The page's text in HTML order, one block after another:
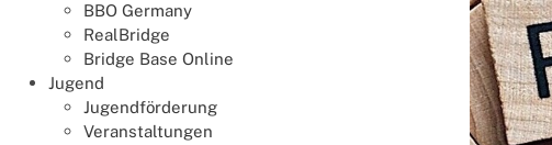
BBO Germany
RealBridge
Bridge Base Online
Jugend
Jugendförderung
Veranstaltungen